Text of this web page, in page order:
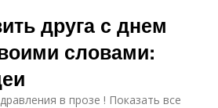
друга с днем
словами:
в прозе ! Показать все